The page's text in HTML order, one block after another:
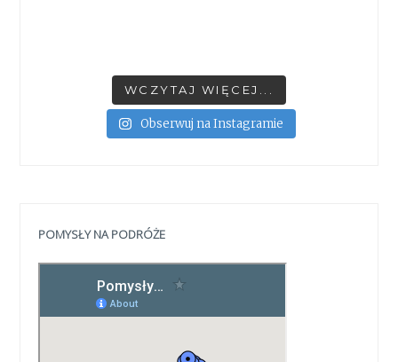
WCZYTAJ WIĘCEJ...
Obserwuj na Instagramie
POMYSŁY NA PODRÓŻE